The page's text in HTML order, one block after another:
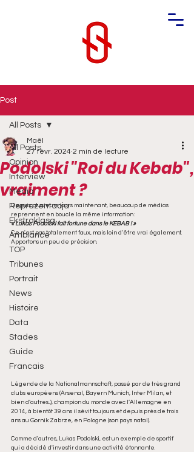
Post
All Posts
Opinion
Interview
Media
Reprezentacja
Ekstraklasa
Ambiance
TOP
Tribunes
Portrait
News
Histoire
Data
Stades
Guide
Francais
All Posts
Podolski "Roi du Kebab",
vraiment ?
Maël
27 févr. 2024 2 min de lecture
Depuis plusieurs jours maintenant, beaucoup de médias
reprennent en boucle la même information :
« Lukas Podolski fait fortune dans le KEBAB ! »
Ce n'est pas totalement faux, mais loin d'être vrai également.
Apportons un peu de précision.
Légende de la Nationalmannschaft, passé par de très grand
clubs européens (Arsenal, Bayern Munich, Inter Milan, et
bien d’autres...), champion du monde avec l’Allemagne en
2014, à bientôt 39 ans il sévit toujours et depuis près de trois
ans au Gornik Zabrze, en Pologne (son pays natal).
Comme d'autres, Lukas Podolski, est un exemple de sportif
qui a décidé d'investir dans une activité étonnante.